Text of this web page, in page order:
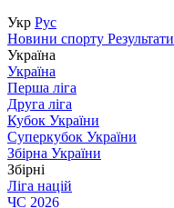
Укр Рус
Новини спорту Результати
Україна
Україна
Перша ліга
Друга ліга
Кубок України
Суперкубок України
Збірна України
Збірні
Ліга націй
ЧС 2026